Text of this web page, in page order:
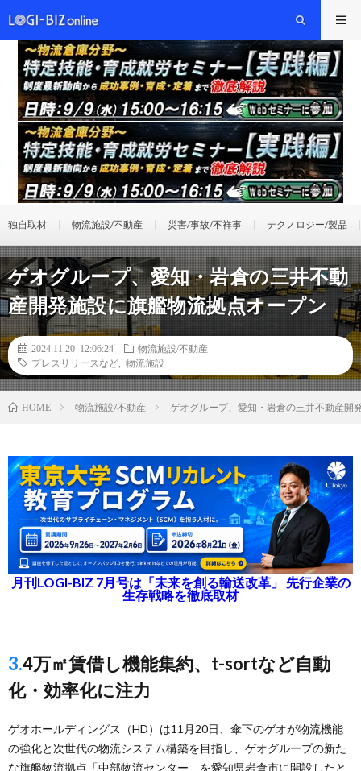
独自取材 物流施設/不動産 災害/事故/不祥事 テクノロジー/製品
ゲオグループ、愛知・岩倉の三井不動
産開発施設に旗艦物流拠点オープン
2024.11.20 12:06:24
物流施設/不動産
プレスリリースなど
物流施設
HOME 物流施設/不動産 ゲオグループ、愛知・岩倉の三井不動産開
月刊LOGI-BIZ 7月号は「未来を創る輸送改革」 先行企業の
生存戦略を徹底取材
3.4万㎡賃借し機能集約、t-sortなど自動
化・効率化に注力
ゲオホールディングス（HD）は11月20日、傘下のゲオが物流機能
の強化と次世代の物流システム構築を目指し、ゲオグループの新た
な旗艦物流拠点「中部物流センター」を愛知県岩倉市に開設したと